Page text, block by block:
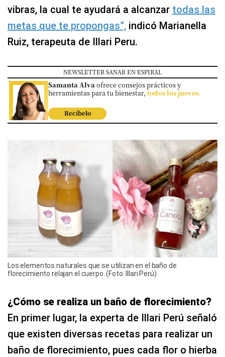
vibras, la cual te ayudará a alcanzar todas las
metas que te propongas”, indicó Marianella
Ruiz, terapeuta de Illari Peru.
NEWSLETTER SANAR EN ESPIRAL
Samanta Alvaofrece consejos prácticos y
herramientas para tu bienestar,todos los jueves.
Recíbelo
Los elementos naturales que se utilizan en el baño de
florecimiento relajan el cuerpo. (Foto: Illari Perú)
¿Cómo se realiza un baño de florecimiento?
En primer lugar, la experta de Illari Perú señaló
que existen diversas recetas para realizar un
baño de florecimiento, pues cada flor o hierba